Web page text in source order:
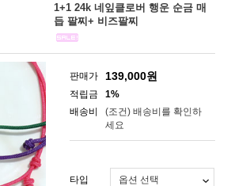
1+1 24k 네잎클로버 행운 순금 매
듭 팔찌+ 비즈팔찌
판매가 139,000원
적립금
1%
배송비
(조건) 배송비를 확인하
세요
타입